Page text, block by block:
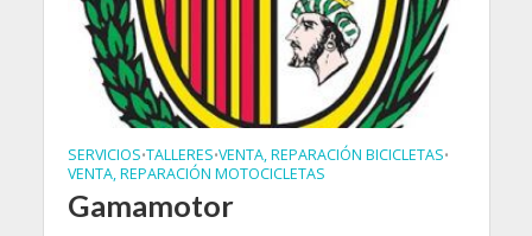
SERVICIOS•TALLERES•VENTA, REPARACIÓN BICICLETAS•
VENTA, REPARACIÓN MOTOCICLETAS
Gamamotor